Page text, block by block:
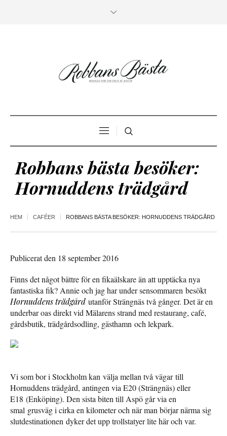
Robbans bästa besöker:
Hornuddens trädgård
HEM CAFÉER ROBBANS BÄSTA BESÖKER: HORNUDDENS TRÄDGÅRD
Publicerat den 18 september 2016
Finns det något bättre för en fikaälskare än att upptäcka nya
fantastiska fik? Annie och jag har under sensommaren besökt
Hornuddens trädgård utanför Strängnäs två gånger. Det är en
underbar oas direkt vid Mälarens strand med restaurang, café,
gårdsbutik, trädgårdsodling, gästhamn och lekpark.
Vi som bor i Stockholm kan välja mellan två vägar till
Hornuddens trädgård, antingen via E20 (Strängnäs) eller
E18 (Enköping). Den sista biten till Aspö går via en
smal grusväg i cirka en kilometer och när man börjar närma sig
slutdestinationen dyker det upp trollstatyer lite här och var.